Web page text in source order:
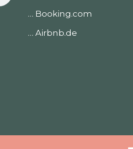
… Booking.com
… Airbnb.de